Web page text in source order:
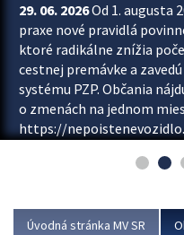
29. 06. 2026Od 1. augusta
praxe nové pravidlá
ktoré radikálne znížia
cestnej premávke a
systému PZP. Občania
o zmenách na jednom
https://
asociácie poisťovní
Viac
Úvodná stránka MV SR